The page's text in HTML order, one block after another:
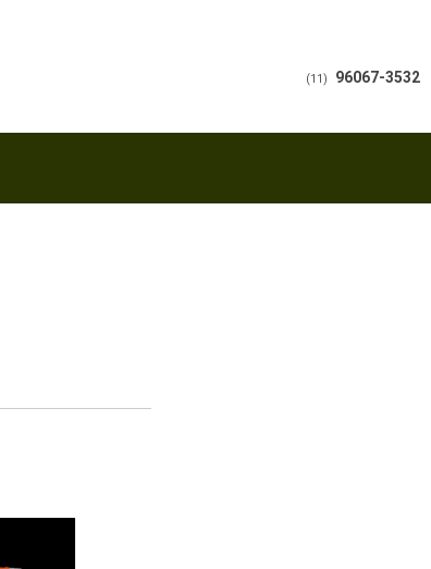
(11) 96067-3532